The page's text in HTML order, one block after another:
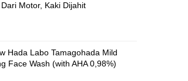
Motor, Kaki Dijahit
Hada Labo Tamagohada Mild
Face Wash (with AHA 0,98%)